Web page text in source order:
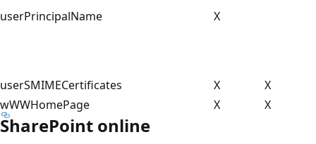
userPrincipalName X
userSMIMECertificates X
X
wWWHomePage
X X
SharePoint online